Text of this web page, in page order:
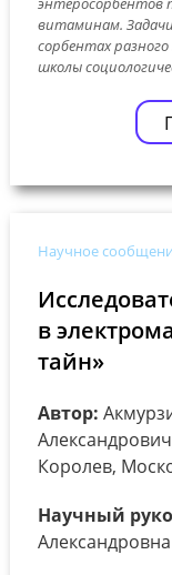
витаминам.
сорбентах
школы
Научное
в
тайн»
Автор:
Королев,
Научный
Александровна